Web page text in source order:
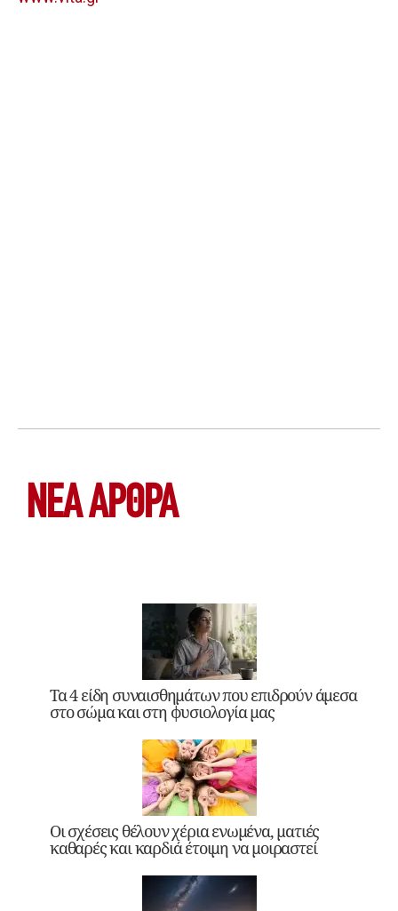
ΝΕΑ ΆΡΘΡΑ
Τα 4 είδη συναισθημάτων που επιδρούν άμεσα
στο σώμα και στη φυσιολογία μας
Οι σχέσεις θέλουν χέρια ενωμένα, ματιές
καθαρές και καρδιά έτοιμη να μοιραστεί